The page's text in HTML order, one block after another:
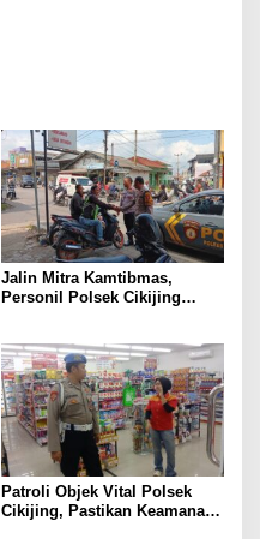
Jalin Mitra Kamtibmas,
Personil Polsek Cikijing
Patroli Objek Vital Polsek
Cikijing, Pastikan Keamanan